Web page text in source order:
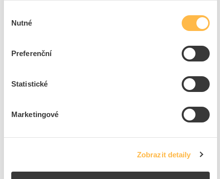
souhlasu
Nutné
Preferenční
Statistické
Marketingové
Zobrazit detaily
6,43 Kč/ks
200 ks